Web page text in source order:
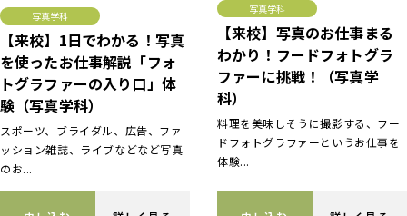
写真学科
【来校】1日でわかる！写真
を使ったお仕事解説「フォ
トグラファーの入り口」体
験（写真学科）
スポーツ、ブライダル、広告、ファ
ッション雑誌、ライブなどなど写真
のお...
写真学科
【来校】写真のお仕事まる
わかり！フードフォトグラ
ファーに挑戦！（写真学
科）
料理を美味しそうに撮影する、フー
ドフォトグラファーというお仕事を
体験...